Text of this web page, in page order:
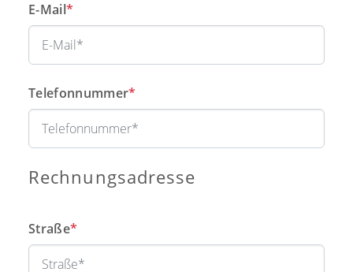
E-Mail*
Telefonnummer*
Rechnungsadresse
Straße*